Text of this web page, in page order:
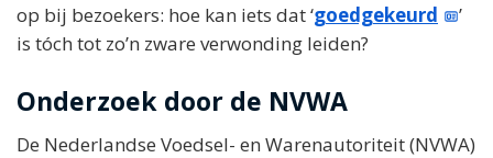
op bij bezoekers: hoe kan iets dat ‘goedgekeurd
’
is tóch tot zo’n zware verwonding leiden?
Onderzoek door de NVWA
De Nederlandse Voedsel- en Warenautoriteit (NVWA)